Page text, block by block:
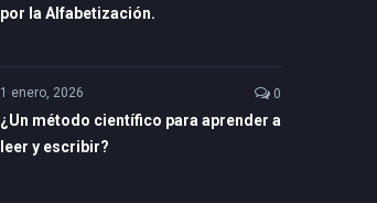
por la Alfabetización.
1 enero, 2026 0
¿Un método científico para aprender a
leer y escribir?